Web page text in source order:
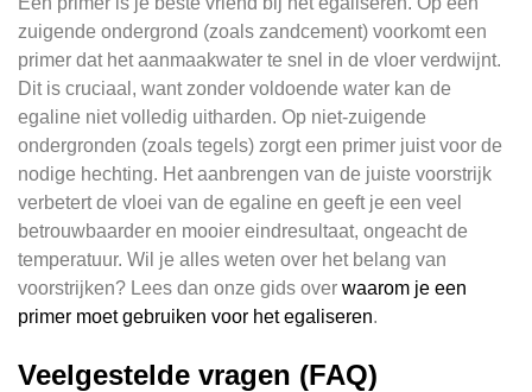
zuigende ondergrond (zoals zandcement) voorkomt een
primer dat het aanmaakwater te snel in de vloer verdwijnt.
Dit is cruciaal, want zonder voldoende water kan de
egaline niet volledig uitharden. Op niet-zuigende
ondergronden (zoals tegels) zorgt een primer juist voor de
nodige hechting. Het aanbrengen van de juiste voorstrijk
verbetert de vloei van de egaline en geeft je een veel
betrouwbaarder en mooier eindresultaat, ongeacht de
temperatuur. Wil je alles weten over het belang van
voorstrijken? Lees dan onze gids over waarom je een
primer moet gebruiken voor het egaliseren.
Veelgestelde vragen (FAQ)